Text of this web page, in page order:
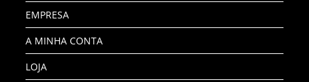
EMPRESA
A MINHA CONTA
LOJA